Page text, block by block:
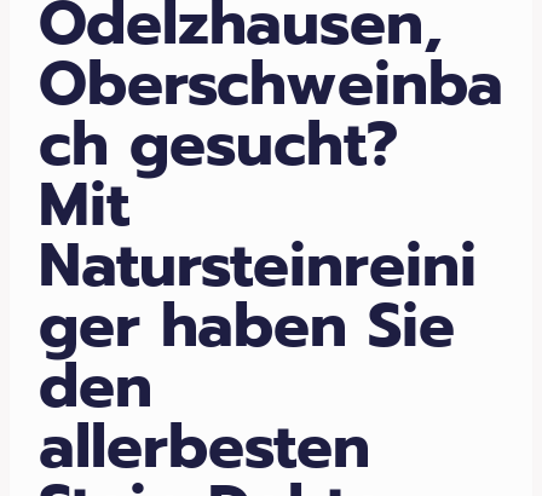
Odelzhausen,
Oberschweinba
ch gesucht?
Mit
Natursteinreini
ger haben Sie
den
allerbesten